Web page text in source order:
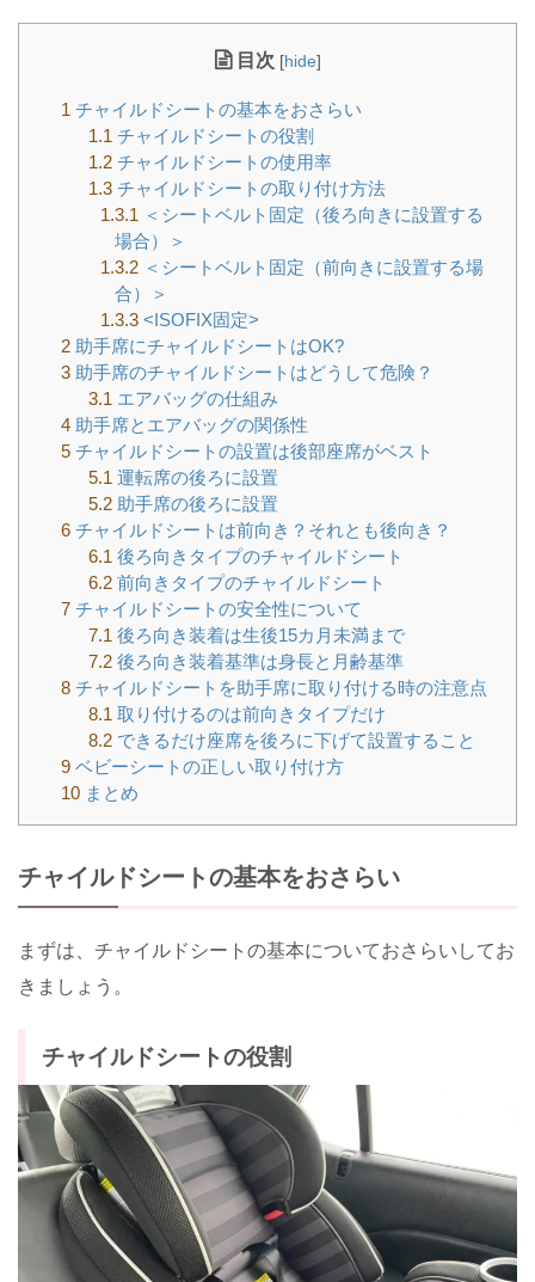
目次 [hide]
1 チャイルドシートの基本をおさらい
1.1 チャイルドシートの役割
1.2チャイルドシートの使用率
1.3チャイルドシートの取り付け方法
1.3.1 ＜シートベルト固定（後ろ向きに設置する
場合）＞
1.3.2 ＜シートベルト固定（前向きに設置する場
合）＞
1.3.3 <ISOFIX固定>
2 助手席にチャイルドシートはOK?
3 助手席のチャイルドシートはどうして危険？
3.1 エアバッグの仕組み
4 助手席とエアバッグの関係性
5 チャイルドシートの設置は後部座席がベスト
5.1 運転席の後ろに設置
5.2助手席の後ろに設置
6 チャイルドシートは前向き？それとも後向き？
6.1 後ろ向きタイプのチャイルドシート
6.2前向きタイプのチャイルドシート
7 チャイルドシートの安全性について
7.1 後ろ向き装着は生後15カ月未満まで
7.2後ろ向き装着基準は身長と月齢基準
8 チャイルドシートを助手席に取り付ける時の注意点
8.1 取り付けるのは前向きタイプだけ
8.2できるだけ座席を後ろに下げて設置すること
9 ベビーシートの正しい取り付け方
10 まとめ
チャイルドシートの基本をおさらい
まずは、チャイルドシートの基本についておさらいしてお
きましょう。
チャイルドシートの役割